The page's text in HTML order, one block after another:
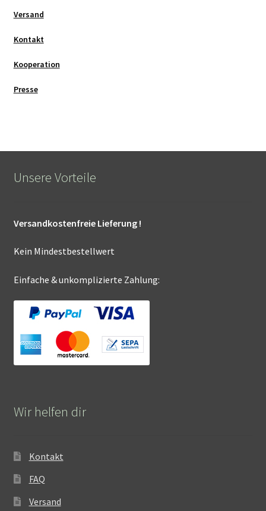
Versand
Kontakt
Kooperation
Presse
Unsere Vorteile
Versandkostenfreie Lieferung !
Kein Mindestbestellwert
Einfache & unkomplizierte Zahlung:
Wir helfen dir
Kontakt
FAQ
Versand